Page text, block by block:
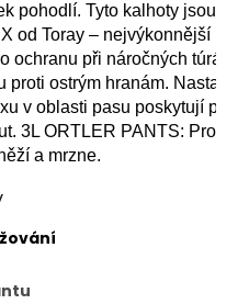
pohodlí. Tyto kalhoty jsou
od Toray – nejvýkonnější
ochranu při náročných
proti ostrým hranám.
v oblasti pasu poskytují
3L ORTLER PANTS: Pro
a mrzne.